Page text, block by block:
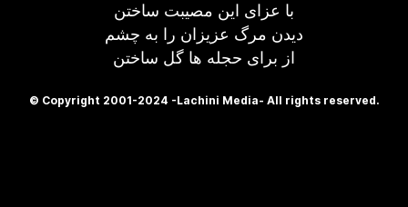
با عزای این مصیبت ساختن
دیدن مرگ عزیزان را به چشم
از برای حجله ها گل ساختن
© Copyright 2001-2024 -Lachini Media- All rights reserved.